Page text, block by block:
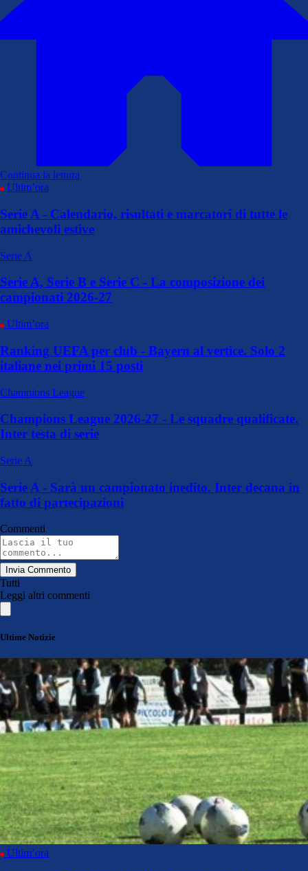
Continua la lettura
Ultim’ora
Serie A - Calendario, risultati e marcatori di tutte le
amichevoli estive
Serie A
Serie A, Serie B e Serie C - La composizione dei
campionati 2026-27
Ultim’ora
Ranking UEFA per club - Bayern al vertice. Solo 2
italiane nei primi 15 posti
Champions League
Champions League 2026-27 - Le squadre qualificate.
Inter testa di serie
Serie A
Serie A - Sarà un campionato inedito. Inter decana in
fatto di partecipazioni
Commenti
Invia Commento
Tutti
Leggi altri commenti
Ultime Notizie
Ultim’ora